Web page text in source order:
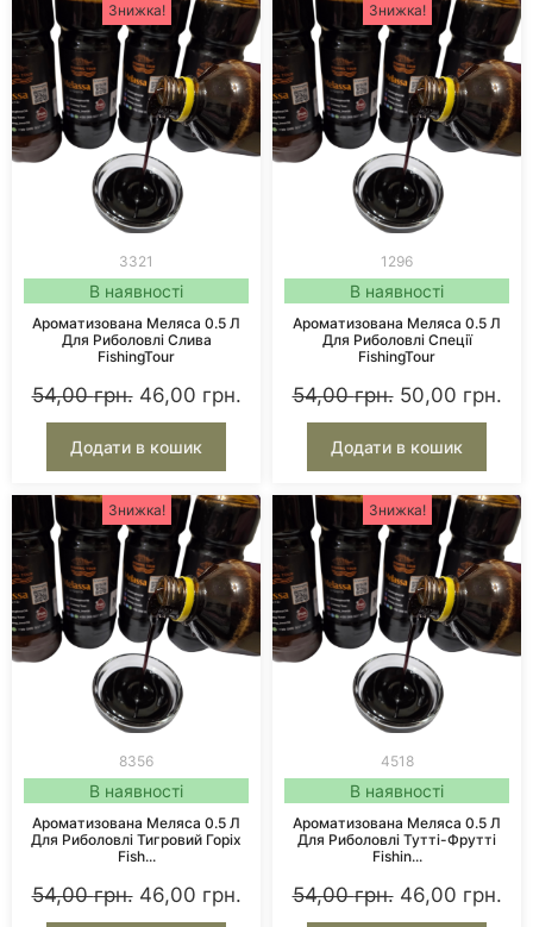
Знижка!
3321
В наявності
Ароматизована Меляса 0.5 Л
Для Риболовлі Слива
FishingTour
54,00грн. 46,00 грн.
Додати в кошик
Знижка!
1296
В наявності
Ароматизована Меляса 0.5 Л
Для Риболовлі Спеції
FishingTour
54,00грн. 50,00 грн.
Додати в кошик
Знижка!
8356
В наявності
Ароматизована Меляса 0.5 Л
Для Риболовлі Тигровий Горіх
Fish...
54,00грн. 46,00 грн.
Знижка!
4518
В наявності
Ароматизована Меляса 0.5 Л
Для Риболовлі Тутті-Фрутті
Fishin...
54,00грн. 46,00 грн.